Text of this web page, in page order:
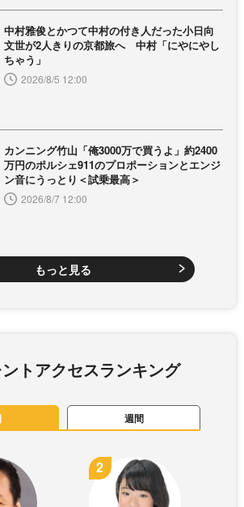
中村雅俊とかつて中村の付き人だった小日向
文世が2人きりの京都旅へ 中村「にやにやし
ちゃう」
2026/8/5 12:00
カンニング竹山「俺3000万で買うよ」約2400
万円のポルシェ911のプロポーションとエンジ
ン音にうっとり＜試乗最高＞
2026/8/7 12:00
もっと見る
トアクセスランキング
週間